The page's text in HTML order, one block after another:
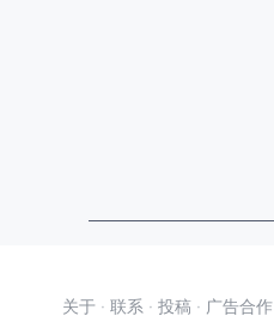
关于 · 联系 · 投稿 · 广告合作